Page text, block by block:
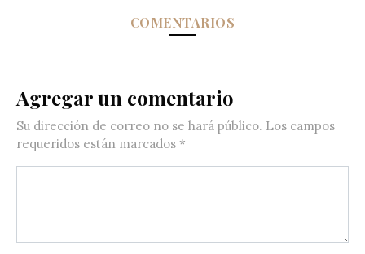
COMENTARIOS
Agregar un comentario
Su dirección de correo no se hará público. Los campos
requeridos están marcados *